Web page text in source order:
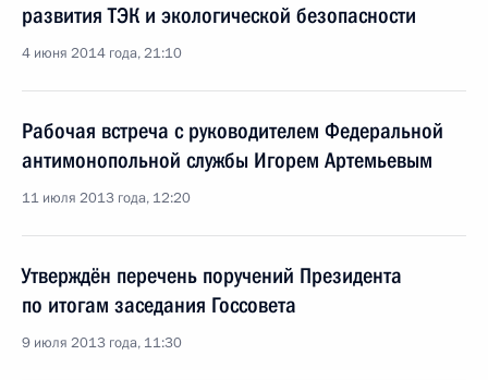
развития ТЭК и экологической безопасности
4 июня 2014 года, 21:10
Рабочая встреча с руководителем Федеральной
антимонопольной службы Игорем Артемьевым
11 июля 2013 года, 12:20
Утверждён перечень поручений Президента
по итогам заседания Госсовета
9 июля 2013 года, 11:30